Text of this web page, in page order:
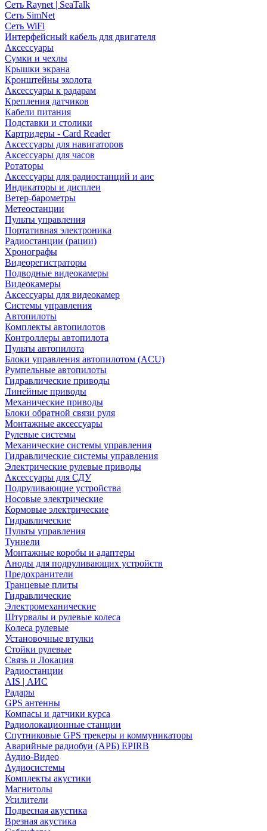
Сеть Raynet | SeaTalk
Сеть SimNet
Сеть WiFi
Интерфейсный кабель для двигателя
Аксессуары
Сумки и чехлы
Крышки экрана
Кронштейны эхолота
Аксессуары к радарам
Крепления датчиков
Кабели питания
Подставки и столики
Картридеры - Card Reader
Аксессуары для навигаторов
Аксессуары для часов
Ротаторы
Аксессуары для радиостанций и аис
Индикаторы и дисплеи
Ветер-барометры
Метеостанции
Пульты управления
Портативная электроника
Радиостанции (рации)
Хронографы
Видеорегистраторы
Подводные видеокамеры
Видеокамеры
Аксессуары для видеокамер
Системы управления
Автопилоты
Комплекты автопилотов
Контроллеры автопилота
Пульты автопилота
Блоки управления автопилотом (ACU)
Румпельные автопилоты
Гидравлические приводы
Линейные приводы
Механические приводы
Блоки обратной связи руля
Монтажные аксессуары
Рулевые системы
Механические системы управления
Гидравлические системы управления
Электрические рулевые приводы
Аксессуары для СДУ
Подруливающие устройства
Носовые электрические
Кормовые электрические
Гидравлические
Пульты управления
Туннели
Монтажные коробы и адаптеры
Аноды для подруливающих устройств
Предохранители
Транцевые плиты
Гидравлические
Электромеханические
Штурвалы и рулевые колеса
Колеса рулевые
Установочные втулки
Стойки рулевые
Связь и Локация
Радиостанции
AIS | АИС
Радары
GPS антенны
Компасы и датчики курса
Радиолокационные станции
Спутниковые GPS трекеры и коммуникаторы
Аварийные радиобуи (АРБ) EPIRB
Аудио-Видео
Аудиосистемы
Комплекты акустики
Магнитолы
Усилители
Подвесная акустика
Врезная акустика